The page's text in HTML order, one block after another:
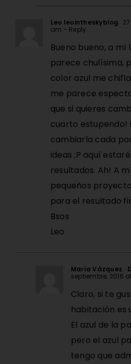
Leo leointheskyblog
am - Reply
Bueno bueno, a
parece chulísima,
color azul me
me parece
que si quieres
cuarto estupendo!
cambiarla cada
ideas ;P aquí
resultados. Ah! A
pequeños
para el resultado
Bsos
Leo
María Vázquez ·
septiembre, 2016
Claro, si te
habitación es
El azul de la
pero el azul
tengo que